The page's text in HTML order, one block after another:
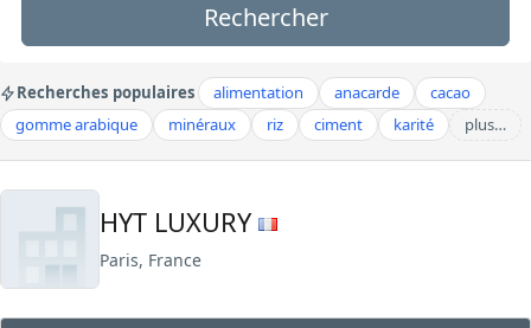
Rechercher
Recherches populaires alimentation anacarde
cacao
gomme arabique
minéraux riz ciment karité plus…
HYT LUXURY
Paris, France